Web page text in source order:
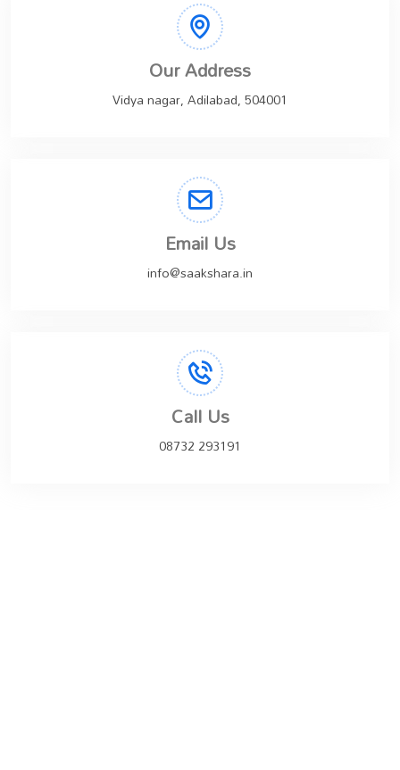
Our Address
Vidya nagar, Adilabad, 504001
Email Us
info@saakshara.in
Call Us
08732 293191